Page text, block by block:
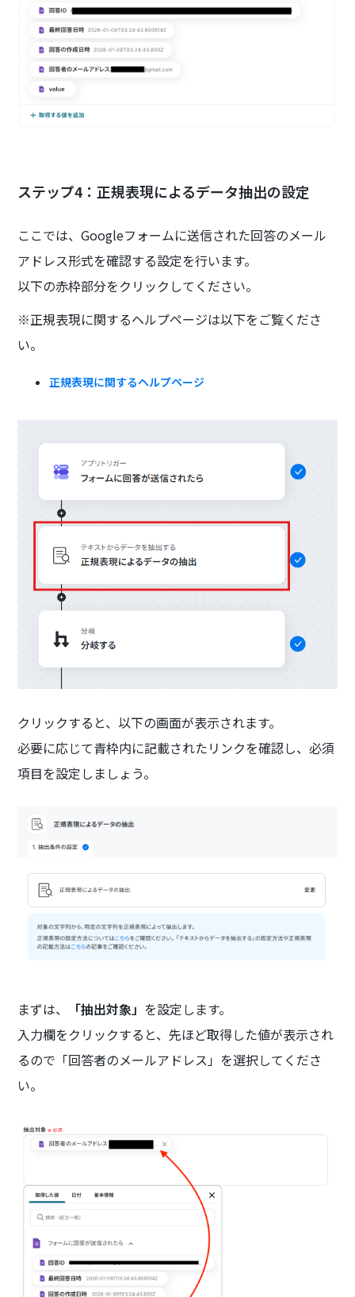
ステップ4：正規表現によるデータ抽出の設定
ここでは、Googleフォームに送信された回答のメール
アドレス形式を確認する設定を行います。
以下の赤枠部分をクリックしてください。
※正規表現に関するヘルプページは以下をご覧くださ
い。
正規表現に関するヘルプページ
クリックすると、以下の画面が表示されます。
必要に応じて青枠内に記載されたリンクを確認し、必須
項目を設定しましょう。
まずは、 「抽出対象」 を設定します。
入力欄をクリックすると、先ほど取得した値が表示され
るので「回答者のメールアドレス」を選択してくださ
い。